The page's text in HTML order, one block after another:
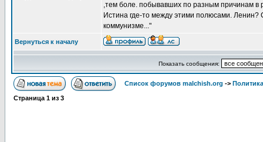
,тем боле. побывавших по разным причинам в
Истина где-то между этими полюсами. Ленин?
коммунизме..."
Вернуться к началу
Показать сообщения:
Список форумов malchish.org ->
Страница 1 из 3